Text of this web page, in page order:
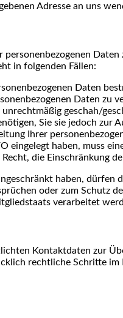
Adresse an uns
in folgenden Fällen:
Daten
Daten zu
geschah/
Sie sie jedoch zur
Ihrer
eingelegt haben, muss
die Einschränkung
haben,
oder zum Schutz
verarbeitet
Kontaktdaten zur
rechtliche Schritte